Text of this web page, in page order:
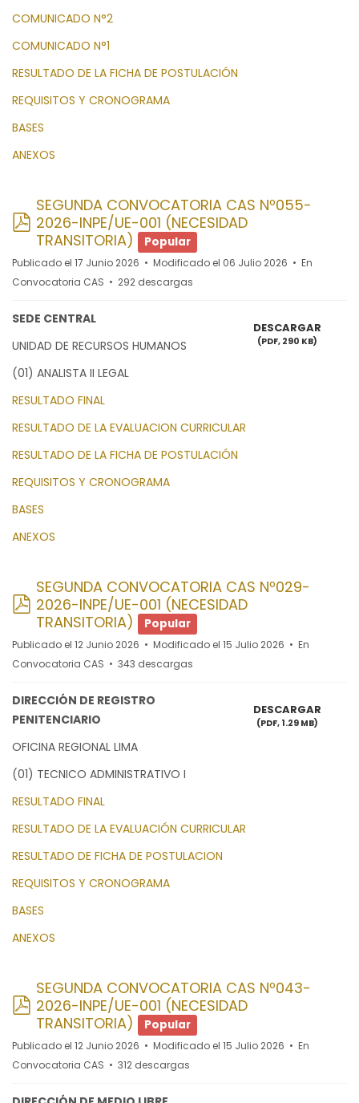
COMUNICADO N°2
COMUNICADO N°1
RESULTADO DE LA FICHA DE POSTULACIÓN
REQUISITOS Y CRONOGRAMA
BASES
ANEXOS
pdf
SEGUNDA CONVOCATORIA CAS Nº055-
2026-INPE/UE-001 (NECESIDAD
TRANSITORIA)
Popular
Publicado el 17 Junio 2026 Modificado el 06 Julio 2026
En
Convocatoria CAS
292 descargas
DESCARGAR
(PDF, 290 KB)
SEDE CENTRAL
UNIDAD DE RECURSOS HUMANOS
(01) ANALISTA II LEGAL
RESULTADO FINAL
RESULTADO DE LA EVALUACION CURRICULAR
RESULTADO DE LA FICHA DE POSTULACIÓN
REQUISITOS Y CRONOGRAMA
BASES
ANEXOS
pdf
SEGUNDA CONVOCATORIA CAS Nº029-
2026-INPE/UE-001 (NECESIDAD
TRANSITORIA)
Popular
Publicado el 12 Junio 2026 Modificado el 15 Julio 2026
En
Convocatoria CAS
343 descargas
DESCARGAR
(PDF, 1.29 MB)
DIRECCIÓN DE REGISTRO
PENITENCIARIO
OFICINA REGIONAL LIMA
(01) TECNICO ADMINISTRATIVO I
RESULTADO FINAL
RESULTADO DE LA EVALUACIÓN CURRICULAR
RESULTADO DE FICHA DE POSTULACION
REQUISITOS Y CRONOGRAMA
BASES
ANEXOS
pdf
SEGUNDA CONVOCATORIA CAS Nº043-
2026-INPE/UE-001 (NECESIDAD
TRANSITORIA)
Popular
Publicado el 12 Junio 2026 Modificado el 15 Julio 2026
En
Convocatoria CAS
312 descargas